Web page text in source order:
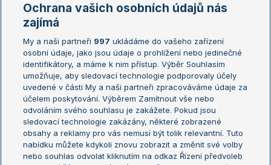
Žebříčky
Žebříček ATP (muži)
Žebříček WTA (ženy)
Sázkařský žebříček
Australian Open
French Open
Wimbledon
US Open
Turnaj mistrů
Turnaj mistryň
Aktualní trendy
Ochrana vašich osobních údajů nás
zajímá
My a naši partneři 997 ukládáme do vašeho zařízení
osobní údaje, jako jsou údaje o prohlížení nebo jedinečné
identifikátory, a máme k nim přístup. Výběr Souhlasím
umožňuje, aby sledovací technologie podporovaly účely
uvedené v části My a naši partneři zpracováváme údaje za
účelem poskytování. Výběrem Zamítnout vše nebo
odvoláním svého souhlasu je zakážete. Pokud jsou
sledovací technologie zakázány, některé zobrazené
obsahy a reklamy pro vás nemusí být tolik relevantní. Tuto
nabídku můžete kdykoli znovu zobrazit a změnit své volby
nebo souhlas odvolat kliknutím na odkaz Řízení předvoleb